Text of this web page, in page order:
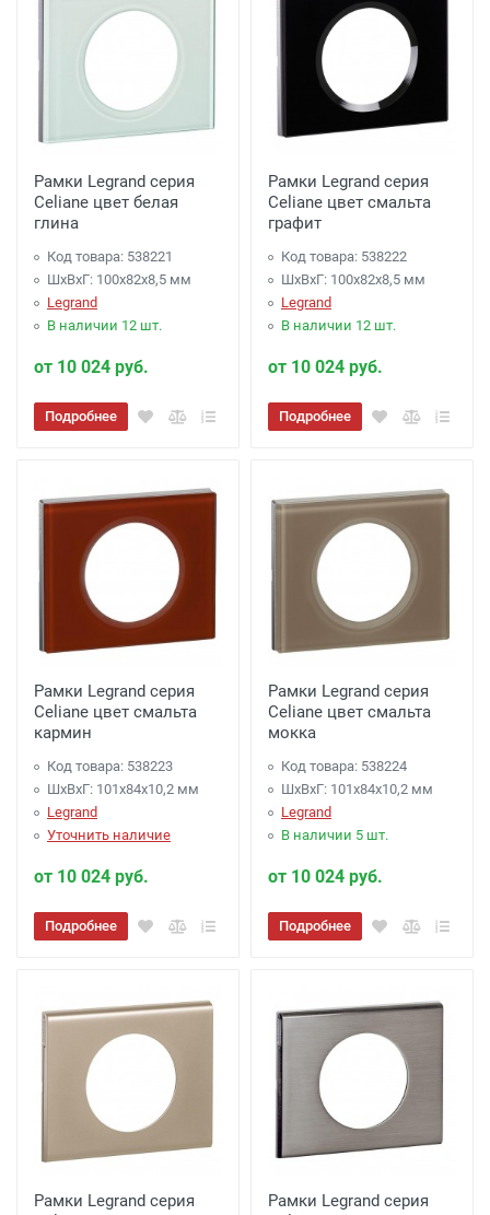
Рамки Legrand серия
Celiane цвет белая
глина
Код товара: 538221
ШхВхГ: 100x82x8,5 мм
Legrand
В наличии 12 шт.
от 10 024 руб.
Подробнее
Рамки Legrand серия
Celiane цвет смальта
графит
Код товара: 538222
ШхВхГ: 100x82x8,5 мм
Legrand
В наличии 12 шт.
от 10 024 руб.
Подробнее
Рамки Legrand серия
Celiane цвет смальта
кармин
Код товара: 538223
ШхВхГ: 101x84x10,2 мм
Legrand
Уточнить наличие
от 10 024 руб.
Подробнее
Рамки Legrand серия
Celiane цвет смальта
мокка
Код товара: 538224
ШхВхГ: 101x84x10,2 мм
Legrand
В наличии 5 шт.
от 10 024 руб.
Подробнее
Рамки Legrand серия
Рамки Legrand серия